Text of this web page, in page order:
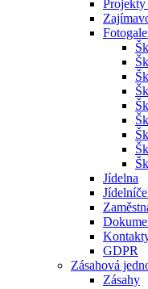
Jídelna
GDPR
Zásahová
Zásahy